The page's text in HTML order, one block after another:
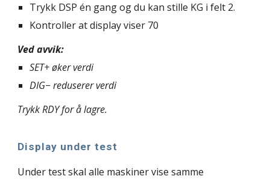
Trykk DSP én gang og du kan stille KG i felt 2.
Kontroller at display viser 70
Ved avvik:
SET+ øker verdi
DIG− reduserer verdi
Trykk RDY for å lagre.
Display under test
Under test skal alle maskiner vise samme